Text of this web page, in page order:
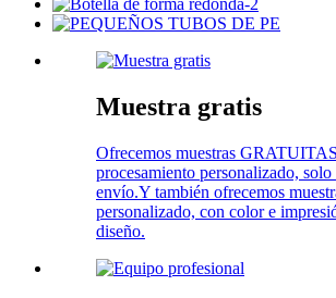
Muestra gratis
Ofrecemos muestras
procesamiento personalizado, solo
envío.Y también ofrecemos
personalizado, con color e
diseño.